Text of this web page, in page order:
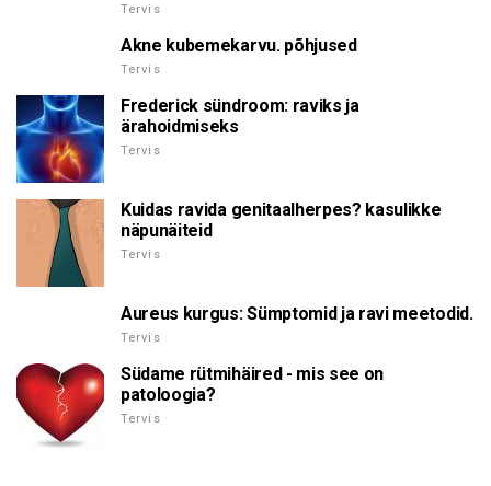
Tervis
Akne kubemekarvu. põhjused
Tervis
Frederick sündroom: raviks ja
ärahoidmiseks
Tervis
Kuidas ravida genitaalherpes? kasulikke
näpunäiteid
Tervis
Aureus kurgus: Sümptomid ja ravi meetodid.
Tervis
Südame rütmihäired - mis see on
patoloogia?
Tervis